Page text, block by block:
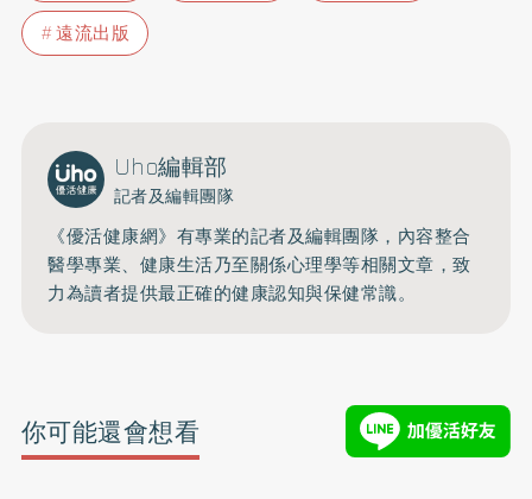
遠流出版
Uho編輯部
記者及編輯團隊
《優活健康網》有專業的記者及編輯團隊，內容整合
醫學專業、健康生活乃至關係心理學等相關文章，致
力為讀者提供最正確的健康認知與保健常識。
你可能還會想看